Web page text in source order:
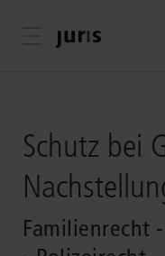
Menü öffnen
Schutz bei
Familienrecht